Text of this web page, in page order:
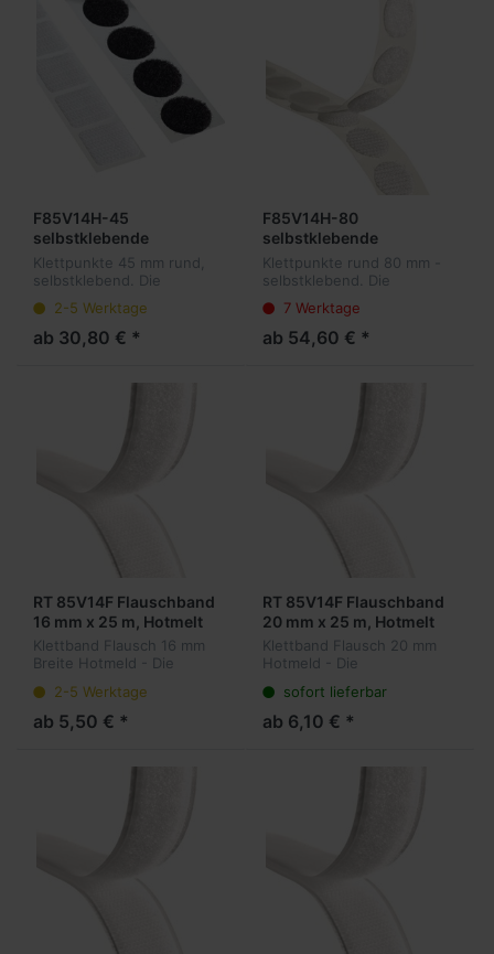
F85V14H-45
selbstklebende
Hakenpunkte 45 mm
rund, 500 Stück pro Rolle
Klettpunkte 45 mm rund,
selbstklebend. Die
der wiederlösbaren
Befestigungen. Unsere
Klettpunkte sind sowohl für
2-5 Werktage
ab 30,80 € *
F85V14H-80
selbstklebende
Hakenpunkte 80 mm
rund, 310 Stück pro Rolle
Klettpunkte rund 80 mm -
selbstklebend. Die
der wiederlösbaren
Befestigungen. Unsere
Klettpunkte sind sowohl für
7 Werktage
ab 54,60 € *
RT 85V14F Flauschband
16 mm x 25 m, Hotmelt
Klettband Flausch 16 mm
Breite Hotmeld - Die
zu permanenten
Befestigungsmethoden.
Winzige Haken auf der
2-5 Werktage
ab 5,50 € *
RT 85V14F Flauschband
20 mm x 25 m, Hotmelt
Klettband Flausch 20 mm
Hotmeld - Die
zu permanenten
Befestigungsmethoden.
Winzige Haken auf der
sofort lieferbar
ab 6,10 € *